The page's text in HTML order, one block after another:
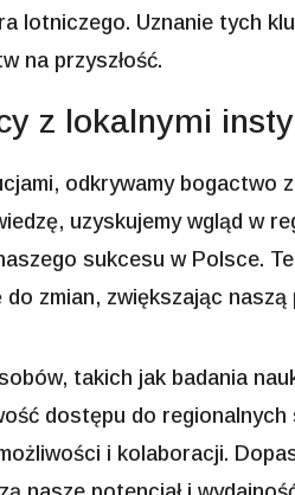
lotniczego. Uznanie tych
na przyszłość.
z lokalnymi
odkrywamy
uzyskujemy wgląd w
sukcesu w Polsce.
zmian, zwiększając naszą
takich jak badania
dostępu do
i kolaboracji.